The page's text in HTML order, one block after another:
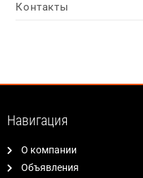
Контакты
Навигация
О компании
Объявления